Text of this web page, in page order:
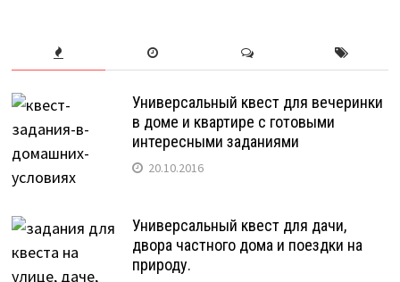
Универсальный квест для вечеринки
в доме и квартире с готовыми
интересными заданиями
20.10.2016
Универсальный квест для дачи,
двора частного дома и поездки на
природу.